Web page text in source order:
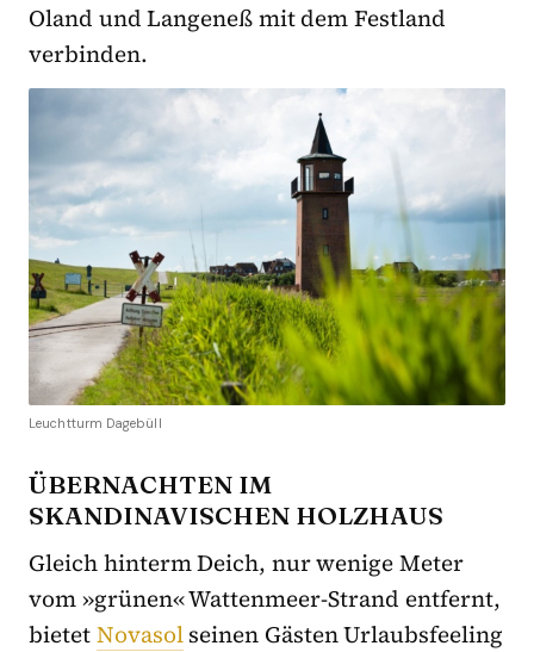
Oland und Langeneß mit dem Festland
verbinden.
Leuchtturm Dagebüll
ÜBERNACHTEN IM
SKANDINAVISCHEN HOLZHAUS
Gleich hinterm Deich, nur wenige Meter
vom »grünen« Wattenmeer-Strand entfernt,
bietetNovasolseinen Gästen Urlaubsfeeling